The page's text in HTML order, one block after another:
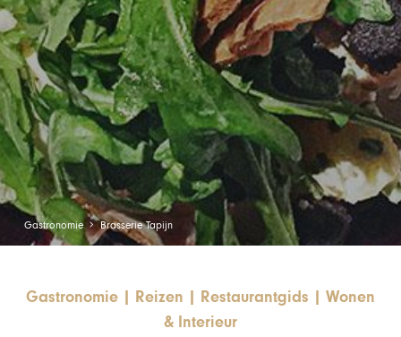
Gastronomie Brasserie Tapijn
Gastronomie Reizen Restaurantgids
Wonen
& Interieur